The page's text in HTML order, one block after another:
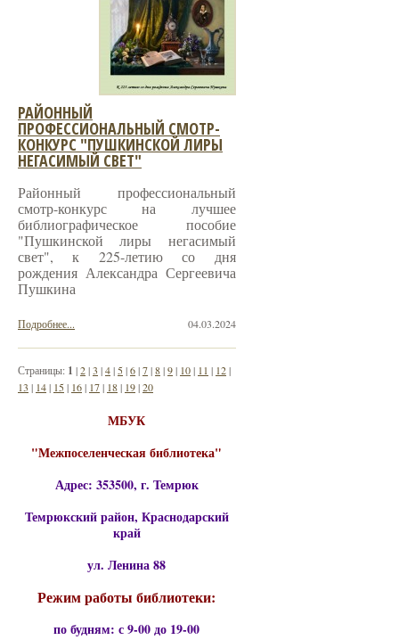
РАЙОННЫЙ
ПРОФЕССИОНАЛЬНЫЙ СМОТР-
КОНКУРС "ПУШКИНСКОЙ ЛИРЫ
НЕГАСИМЫЙ СВЕТ"
Районный профессиональный
смотр-конкурс на лучшее
библиографическое пособие
"Пушкинской лиры негасимый
свет", к 225-летию со дня
рождения Александра Сергеевича
Пушкина
04.03.2024
Подробнее...
Страницы: 1 |2|3 |4| 5|6|7|8|9| 10| 11 | 12|
13 | 14| 15| 16| 17| 18| 19|20
МБУК
"Межпоселенческая библиотека"
Адрес: 353500, г. Темрюк
Темрюкский район, Краснодарский
край
ул. Ленина 88
Режим работы библиотеки:
по будням: с 9-00 до 19-00